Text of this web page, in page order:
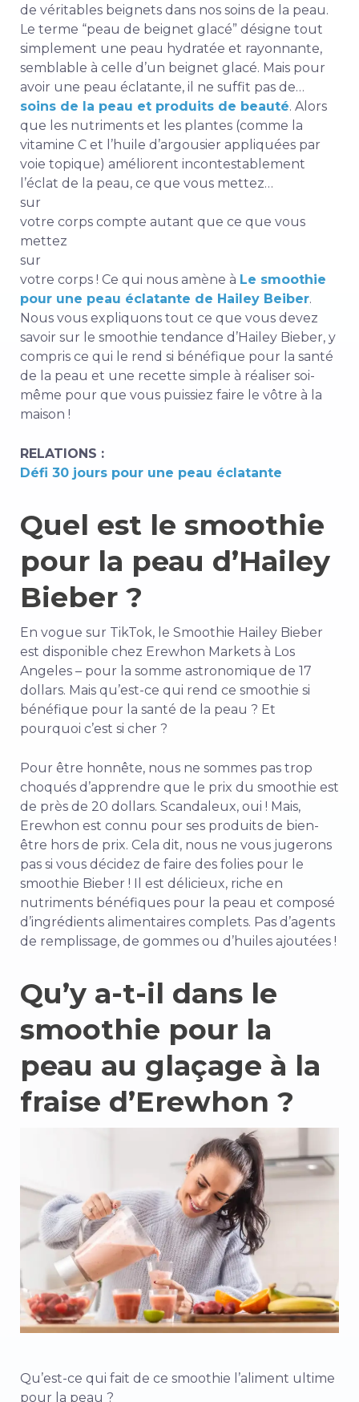
de véritables beignets dans nos soins de la peau.
Le terme “peau de beignet glacé” désigne tout
simplement une peau hydratée et rayonnante,
semblable à celle d’un beignet glacé. Mais pour
avoir une peau éclatante, il ne suffit pas de…
soins de la peau et produits de beauté. Alors
que les nutriments et les plantes (comme la
vitamine C et l’huile d’argousier appliquées par
voie topique) améliorent incontestablement
l’éclat de la peau, ce que vous mettez…
sur
votre corps compte autant que ce que vous
mettez
sur
votre corps ! Ce qui nous amène à Le smoothie
pour une peau éclatante de Hailey Beiber.
Nous vous expliquons tout ce que vous devez
savoir sur le smoothie tendance d’Hailey Bieber, y
compris ce qui le rend si bénéfique pour la santé
de la peau et une recette simple à réaliser soi-
même pour que vous puissiez faire le vôtre à la
maison !
RELATIONS :
Défi 30 jours pour une peau éclatante
Quel est le smoothie
pour la peau d’Hailey
Bieber ?
En vogue sur TikTok, le Smoothie Hailey Bieber
est disponible chez Erewhon Markets à Los
Angeles – pour la somme astronomique de 17
dollars. Mais qu’est-ce qui rend ce smoothie si
bénéfique pour la santé de la peau ? Et
pourquoi c’est si cher ?
Pour être honnête, nous ne sommes pas trop
choqués d’apprendre que le prix du smoothie est
de près de 20 dollars. Scandaleux, oui ! Mais,
Erewhon est connu pour ses produits de bien-
être hors de prix. Cela dit, nous ne vous jugerons
pas si vous décidez de faire des folies pour le
smoothie Bieber ! Il est délicieux, riche en
nutriments bénéfiques pour la peau et composé
d’ingrédients alimentaires complets. Pas d’agents
de remplissage, de gommes ou d’huiles ajoutées !
Qu’y a-t-il dans le
smoothie pour la
peau au glaçage à la
fraise d’Erewhon ?
Qu’est-ce qui fait de ce smoothie l’aliment ultime
pour la peau ?